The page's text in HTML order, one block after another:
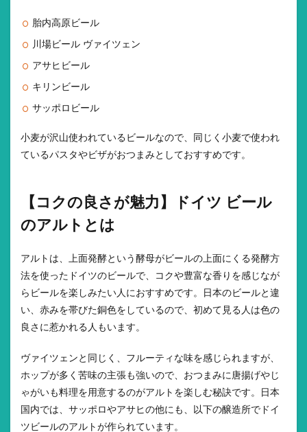
胎内高原ビール
川場ビール ヴァイツェン
アサヒビール
キリンビール
サッポロビール
小麦が沢山使われているビールなので、同じく小麦で使われ
ているパスタやビザがおつまみとしておすすめです。
【コクの良さが魅力】ドイツ ビール
のアルトとは
アルトは、上面発酵という酵母がビールの上面にくる発酵方
法を使ったドイツのビールで、コクや豊富な香りを感じなが
らビールを楽しみたい人におすすめです。日本のビールと違
い、赤みを帯びた銅色をしているので、初めて見る人は色の
良さに惹かれる人もいます。
ヴァイツェンと同じく、フルーティな味を感じられますが、
ホップが多く苦味の主張も強いので、おつまみに唐揚げやじ
ゃがいも料理を用意するのがアルトを楽しむ秘訣です。日本
国内では、サッポロやアサヒの他にも、以下の醸造所でドイ
ツビールのアルトが作られています。